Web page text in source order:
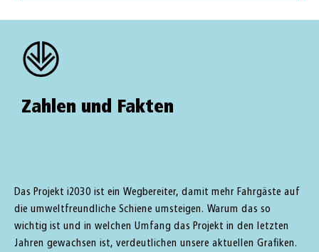
Zahlen und Fakten
Das Projekt i2030 ist ein Wegbereiter, damit mehr Fahrgäste auf
die umweltfreundliche Schiene umsteigen. Warum das so
wichtig ist und in welchen Umfang das Projekt in den letzten
Jahren gewachsen ist, verdeutlichen unsere aktuellen Grafiken.